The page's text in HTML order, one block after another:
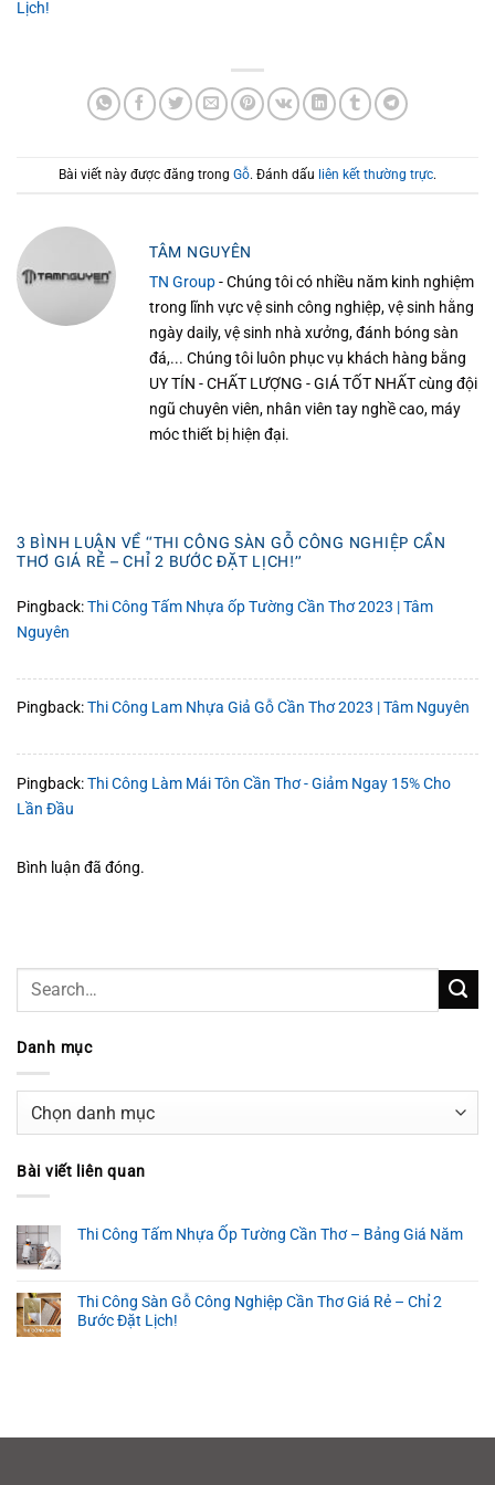
Lịch!
Bài viết này được đăng trong Gỗ. Đánh dấu liên kết thường trực.
TÂM NGUYÊN
TN Group- Chúng tôi có nhiều năm kinh nghiệm
trong lĩnh vực vệ sinh công nghiệp, vệ sinh hằng
ngày daily, vệ sinh nhà xưởng, đánh bóng sàn
đá,... Chúng tôi luôn phục vụ khách hàng bằng
UY TÍN - CHẤT LƯỢNG - GIÁ TỐT NHẤT cùng đội
ngũ chuyên viên, nhân viên tay nghề cao, máy
móc thiết bị hiện đại.
3 BÌNH LUẬN VỀ “THI CÔNG SÀN GỖ CÔNG NGHIỆP CẦN
THƠ GIÁ RẺ – CHỈ 2 BƯỚC ĐẶT LỊCH!”
Pingback:Thi Công Tấm Nhựa ốp Tường Cần Thơ 2023 | Tâm
Nguyên
Pingback:Thi Công Lam Nhựa Giả Gỗ Cần Thơ 2023 | Tâm Nguyên
Pingback:Thi Công Làm Mái Tôn Cần Thơ - Giảm Ngay 15% Cho
Lần Đầu
Bình luận đã đóng.
Danh mục
mục
Bài viết liên quan
Thi Công Tấm Nhựa Ốp Tường Cần Thơ – Bảng Giá Năm
Thi Công Sàn Gỗ Công Nghiệp Cần Thơ Giá Rẻ – Chỉ 2
Bước Đặt Lịch!